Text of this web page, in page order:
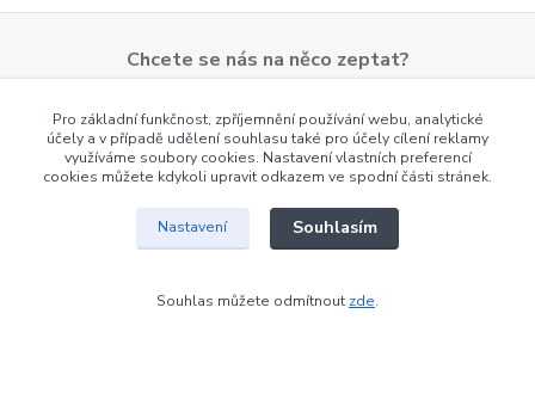
Chcete se nás na něco zeptat?
+420 603 462 161
Po - Pá 8.00 - 14.00
brno@cvvalcik.cz
Pro základní funkčnost, zpříjemnění používání webu, analytické
účely a v případě udělení souhlasu také pro účely cílení reklamy
využíváme soubory cookies. Nastavení vlastních preferencí
cookies můžete kdykoli upravit odkazem ve spodní části stránek.
Nastavení Souhlasím
Souhlas můžete odmítnout zde.